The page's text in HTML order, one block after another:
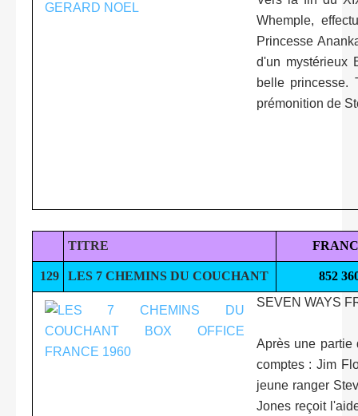
Whemple,
Princesse
d'un mystérieux
belle princesse.
prémonition de
TITRE
129 LES 7 CHEMINS DU COUCHANT
852
SEVEN WAYS
Après une partie
comptes : Jim
jeune ranger
Jones reçoit